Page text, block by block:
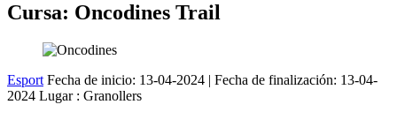
Cursa: Oncodines Trail
Esport Fecha de inicio: 13-04-2024 | Fecha de finalización: 13-04-
2024 Lugar : Granollers